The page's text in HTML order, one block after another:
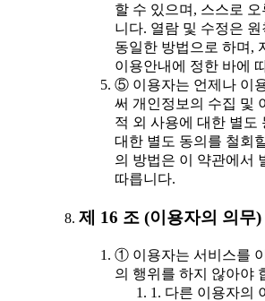
할 수 있으며, 스스로
니다. 열람 및 수정은
동일한 방법으로 하며,
이용안내에 정한 바에
⑤ 이용자는 언제나 이
써 개인정보의 수집 및
적 외 사용에 대한 별도
대한 별도 동의를 철회
의 방법은 이 약관에서
따릅니다.
제 16 조 (이용자의 의무)
① 이용자는 서비스를
의 행위를 하지 않아야
1. 다른 이용자의